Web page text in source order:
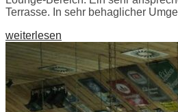
Terrasse. In sehr behaglicher
weiterlesen